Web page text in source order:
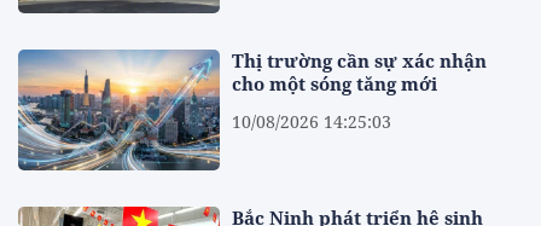
Thị trường cần sự xác nhận
cho một sóng tăng mới
10/08/2026 14:25:03
Bắc Ninh phát triển hệ sinh